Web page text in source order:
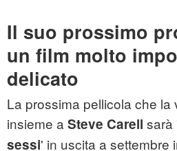
Il suo prossimo
un film molto
delicato
La prossima pellicola che la
insieme a Steve Carell sarà
sessi' in uscita a settembre